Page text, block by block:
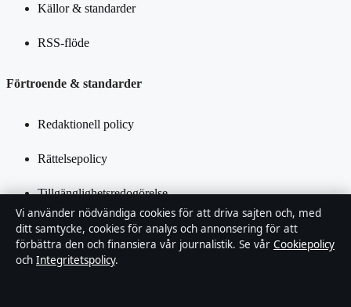
Källor & standarder
RSS-flöde
Förtroende & standarder
Redaktionell policy
Rättelsepolicy
Tillgänglighetsredogörelse
Integritetspolicy
Kändisar & integritet
Vi använder nödvändiga cookies för att driva sajten och, med
ditt samtycke, cookies för analys och annonsering för att
förbättra den och finansiera vår journalistik. Se vår Cookiepolicy
och Integritetspolicy.